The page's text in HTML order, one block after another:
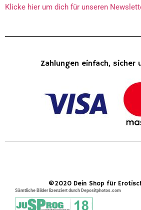
Klicke hier um dich für unseren
Zahlungen einfach, sicher
©2020 Dein Shop für
Sämtliche Bilder lizenziert durch Depositphotos.com